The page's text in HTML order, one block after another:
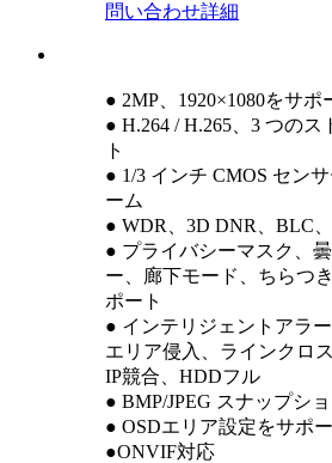
問い合わせ詳細
● 2MP、1920×1080をサポ
● H.264 / H.265、3 つの
ト
● 1/3 インチ CMOS セン
ーム
● WDR、3D DNR、BLC
● プライバシーマスク、
ー、廊下モード、ちらつ
ポート
● インテリジェントアラー
エリア侵入、ラインクロ
IP競合、HDDフル
● BMP/JPEG スナップシ
● OSDエリア設定をサポ
●ONVIF対応